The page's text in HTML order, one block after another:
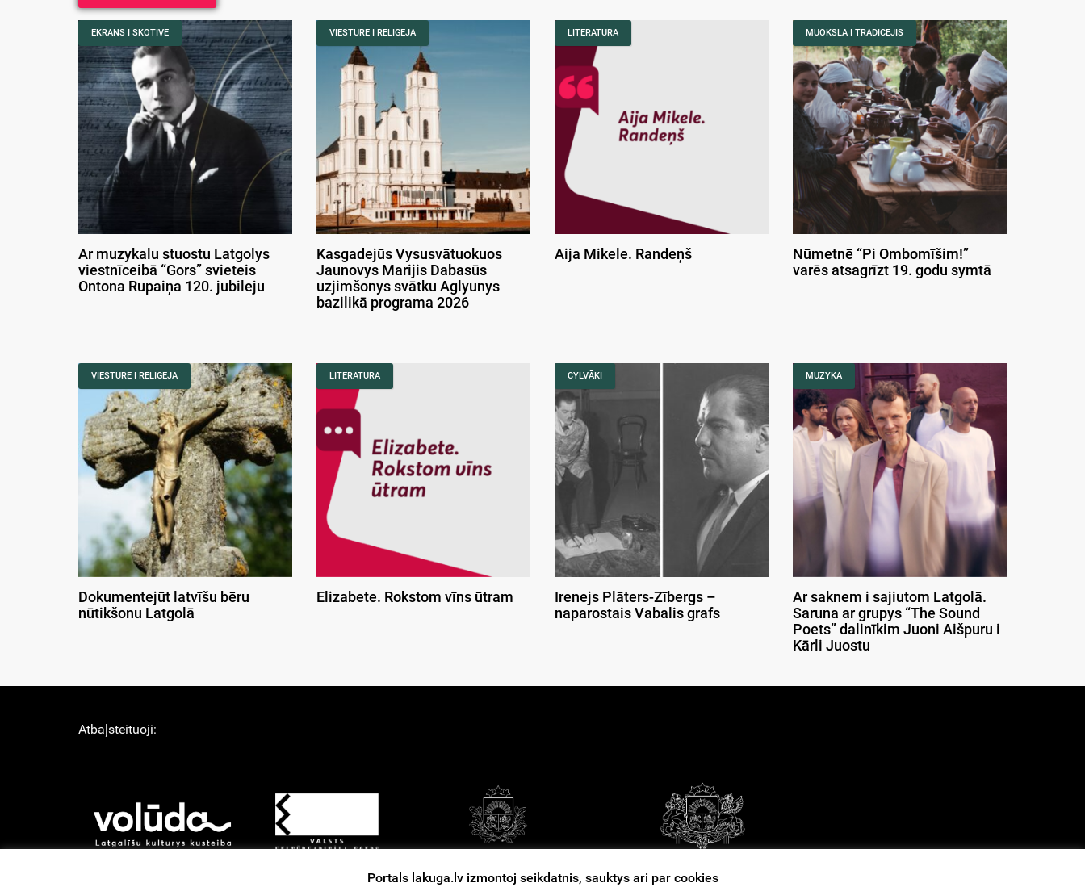
EKRANS I SKOTIVE
Ar muzykalu stuostu Latgolys
viestnīceibā “Gors” svieteis
Ontona Rupaiņa 120. jubileju
VIESTURE I RELIGEJA
Kasgadejūs Vysusvātuokuos
Jaunovys Marijis Dabasūs
uzjimšonys svātku Aglyunys
bazilikā programa 2026
LITERATURA
Aija Mikele. Randeņš
MUOKSLA I TRADICEJIS
Nūmetnē “Pi Ombomīšim!”
varēs atsagrīzt 19. godu symtā
VIESTURE I RELIGEJA
Dokumentejūt latvīšu bēru
nūtikšonu Latgolā
LITERATURA
Elizabete. Rokstom vīns ūtram
CYLVĀKI
Irenejs Plāters-Zībergs –
naparostais Vabalis grafs
MUZYKA
Ar saknem i sajiutom Latgolā.
Saruna ar grupys “The Sound
Poets” dalinīkim Juoni Aišpuru i
Kārli Juostu
Atbaļsteituoji:
Portals lakuga.lv izmontoj seikdatnis, sauktys ari par cookies